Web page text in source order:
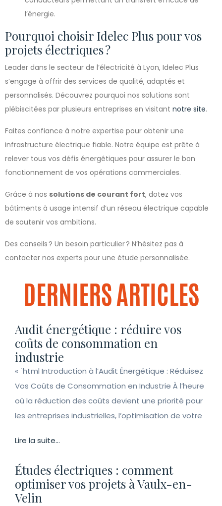
l’énergie.
Pourquoi choisir Idelec Plus pour vos
projets électriques ?
Leader dans le secteur de l’électricité à Lyon, Idelec Plus
s’engage à offrir des services de qualité, adaptés et
personnalisés. Découvrez pourquoi nos solutions sont
plébiscitées par plusieurs entreprises en visitant notre site.
Faites confiance à notre expertise pour obtenir une
infrastructure électrique fiable. Notre équipe est prête à
relever tous vos défis énergétiques pour assurer le bon
fonctionnement de vos opérations commerciales.
Grâce à nos solutions de courant fort, dotez vos
bâtiments à usage intensif d’un réseau électrique capable
de soutenir vos ambitions.
Des conseils ? Un besoin particulier ? N’hésitez pas à
contacter nos experts pour une étude personnalisée.
DERNIERS ARTICLES
Audit énergétique : réduire vos
coûts de consommation en
industrie
« `html Introduction à l’Audit Énergétique : Réduisez
Vos Coûts de Consommation en Industrie À l’heure
où la réduction des coûts devient une priorité pour
les entreprises industrielles, l’optimisation de votre
Lire la suite...
Études électriques : comment
optimiser vos projets à Vaulx-en-
Velin